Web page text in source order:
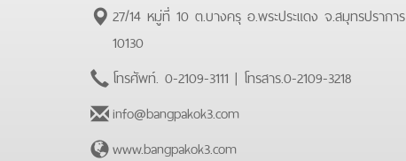
27/14 หมู่ที่ 10 ต.บางครุ อ.พระประแดง จ.สมุทรปราการ
10130
โทรศัพท์. 0-2109-3111 | โทรสาร.0-2109-3218
info@bangpakok3.com
www.bangpakok3.com